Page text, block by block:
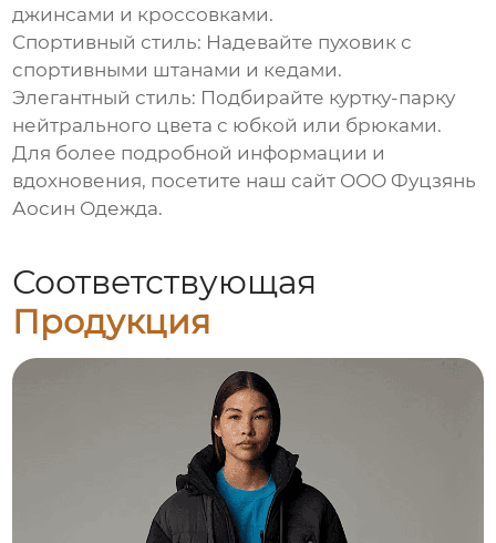
джинсами и кроссовками.
Спортивный стиль: Надевайте пуховик с
спортивными штанами и кедами.
Элегантный стиль: Подбирайте куртку-парку
нейтрального цвета с юбкой или брюками.
Для более подробной информации и
вдохновения, посетите наш сайт ООО Фуцзянь
Аосин Одежда.
Соответствующая
Продукция